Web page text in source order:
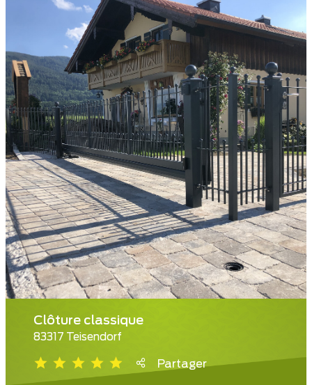
Clôture classique
83317 Teisendorf
Partager